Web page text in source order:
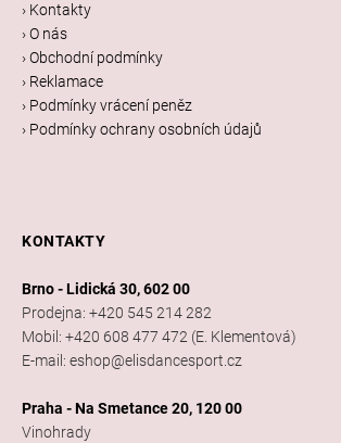
› Kontakty
› O nás
› Obchodní podmínky
› Reklamace
› Podmínky vrácení peněz
› Podmínky ochrany osobních údajů
KONTAKTY
Brno - Lidická 30, 602 00
Prodejna: +420 545 214 282
Mobil: +420 608 477 472 (E. Klementová)
E-mail: eshop@elisdancesport.cz
Praha - Na Smetance 20, 120 00
Vinohrady